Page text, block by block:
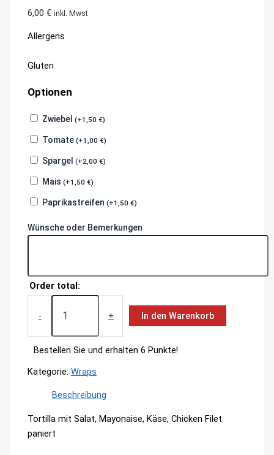
6,00€ inkl. Mwst
Allergens
information
Gluten
Optionen
Zwiebel(+1,50€)
Tomate(+1,00€)
Spargel(+2,00€)
Mais(+1,50€)
Paprikastreifen(+1,50€)
Wünsche oder Bemerkungen
Order total:
-
Chicken
+ In den Warenkorb
Bestellen Sie und erhalten 6 Punkte!
Kategorie:Wraps
Beschreibung
Tortilla mit Salat, Mayonaise, Käse, Chicken Filet
paniert